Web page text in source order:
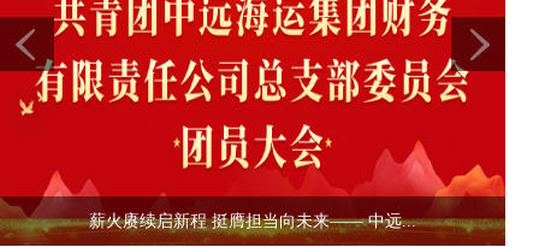
薪火赓续启新程 挺膺担当向未来—— 中远...